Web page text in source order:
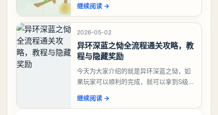
大、夫、夰、巾、中、虫、下、虾、卜、
囗、吓、卟、
继续阅读 →
2026-05-02
异环深蓝之恸全流程通关攻略，教
程与隐藏奖励
今天为大家介绍的就是异环深蓝之恸，如
果玩家可以顺利的完成，就可以拿到S级弧
比较高的，对于那些新手玩家并不建议直
继续阅读 →